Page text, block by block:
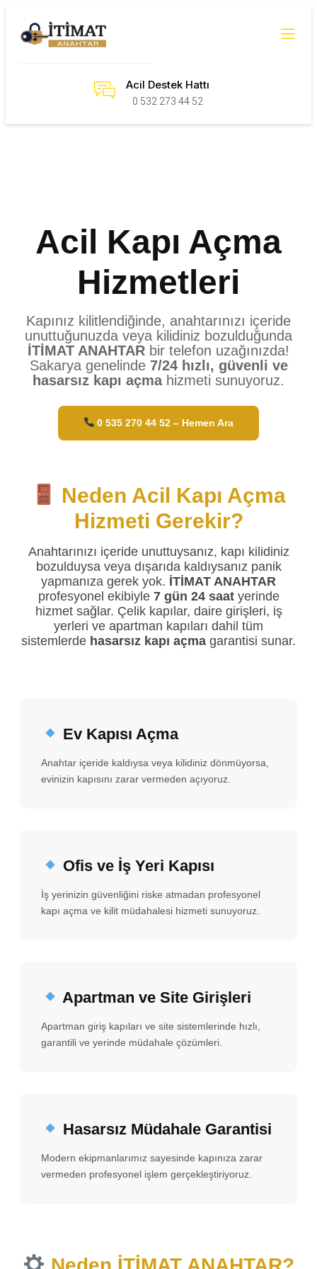
Acil Destek Hattı
0 532 273 44 52
Acil Kapı Açma
Hizmetleri
Kapınız kilitlendiğinde, anahtarınızı içeride
unuttuğunuzda veya kilidiniz bozulduğunda
İTİMAT ANAHTAR bir telefon uzağınızda!
Sakarya genelinde 7/24 hızlı, güvenli ve
hasarsız kapı açmahizmeti sunuyoruz.
0 535 270 44 52 – Hemen Ara
Neden Acil Kapı Açma
Hizmeti Gerekir?
Anahtarınızı içeride unuttuysanız, kapı kilidiniz
bozulduysa veya dışarıda kaldıysanız panik
yapmanıza gerek yok. İTİMAT ANAHTAR
profesyonel ekibiyle 7 gün 24 saatyerinde
hizmet sağlar. Çelik kapılar, daire girişleri, iş
yerleri ve apartman kapıları dahil tüm
sistemlerde hasarsız kapı açma garantisi sunar.
Ev Kapısı Açma
Anahtar içeride kaldıysa veya kilidiniz dönmüyorsa,
evinizin kapısını zarar vermeden açıyoruz.
Ofis ve İş Yeri Kapısı
İş yerinizin güvenliğini riske atmadan profesyonel
kapı açma ve kilit müdahalesi hizmeti sunuyoruz.
Apartman ve Site Girişleri
Apartman giriş kapıları ve site sistemlerinde hızlı,
garantili ve yerinde müdahale çözümleri.
Hasarsız Müdahale Garantisi
Modern ekipmanlarımız sayesinde kapınıza zarar
vermeden profesyonel işlem gerçekleştiriyoruz.